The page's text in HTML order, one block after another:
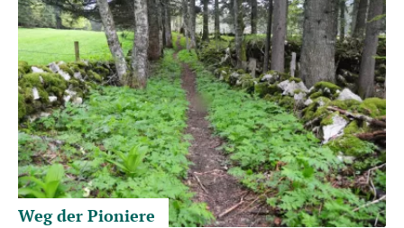
Weg der Pioniere